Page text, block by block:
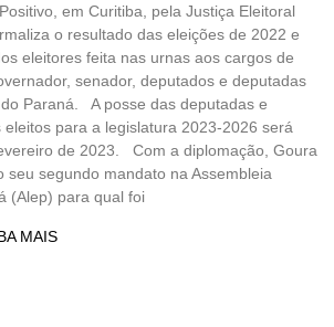
em Curitiba, pela Justiça Eleitoral
o resultado das eleições de 2022 e
eleitores feita nas urnas aos cargos de
senador, deputados e deputadas
Paraná. A posse das deputadas e
para a legislatura 2023-2026 será
de 2023. Com a diplomação, Goura
seu segundo mandato na Assembleia
(Alep) para qual foi
MAIS